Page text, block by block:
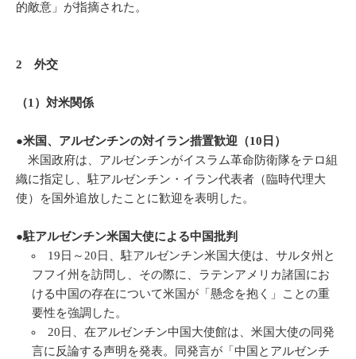
的敵意」が指摘された。
2 外交
（1）対米関係
●米国、アルゼンチンの対イラン措置歓迎（10日）
米国政府は、アルゼンチンがイスラム革命防衛隊をテロ組
織に指定し、駐アルゼンチン・イラン代表者（臨時代理大
使）を国外追放したことに歓迎を表明した。
●駐アルゼンチン米国大使による中国批判
19日～20日、駐アルゼンチン米国大使は、サルタ州と
フフイ州を訪問し、その際に、ラテンアメリカ諸国にお
ける中国の存在について米国が「懸念を抱く」ことの重
要性を強調した。
20日、在アルゼンチン中国大使館は、米国大使の同発
言に反論する声明を発表。同発言が「中国とアルゼンチ